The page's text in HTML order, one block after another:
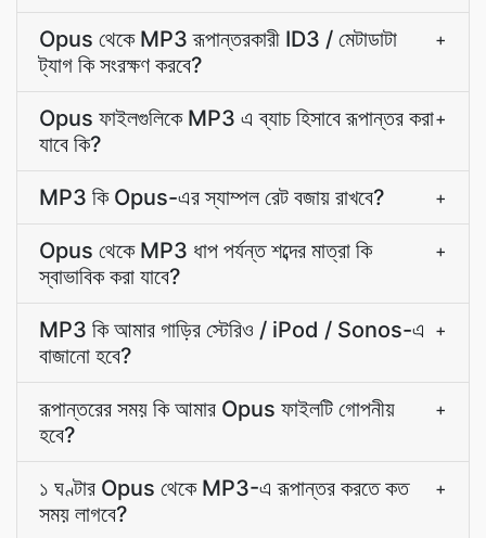
Opus থেকে MP3 রূপান্তরকারী ID3 / মেটাডাটা
ট্যাগ কি সংরক্ষণ করবে?
+
Opus ফাইলগুলিকে MP3 এ ব্যাচ হিসাবে রূপান্তর করা
যাবে কি?
+
MP3 কি Opus-এর স্যাম্পল রেট বজায় রাখবে? +
Opus থেকে MP3 ধাপ পর্যন্ত শব্দের মাত্রা কি
স্বাভাবিক করা যাবে?
+
MP3 কি আমার গাড়ির স্টেরিও / iPod / Sonos-এ
বাজানো হবে?
+
রূপান্তরের সময় কি আমার Opus ফাইলটি গোপনীয়
হবে?
+
১ ঘণ্টার Opus থেকে MP3-এ রূপান্তর করতে কত
সময় লাগবে?
+